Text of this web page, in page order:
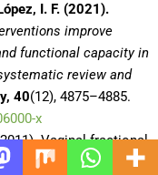
I. F. (2021).
improve
functional capacity in
review and
40(12), 4875–4885.
x
Vaginal fractional
for vaginal